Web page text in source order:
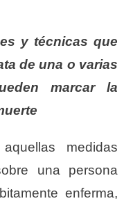
y técnicas que
de una o varias
marcar la
medidas
una persona
enferma,